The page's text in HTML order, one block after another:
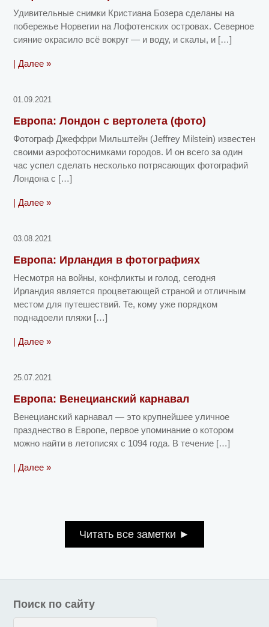
Удивительные снимки Кристиана Бозера сделаны на
побережье Норвегии на Лофотенских островах. Северное
сияние окрасило всё вокруг — и воду, и скалы, и […]
| Далее »
01.09.2021
Европа: Лондон с вертолета (фото)
Фотограф Джеффри Мильштейн (Jeffrey Milstein) известен
своими аэрофотоснимками городов. И он всего за один
час успел сделать несколько потрясающих фотографий
Лондона с […]
| Далее »
03.08.2021
Европа: Ирландия в фотографиях
Несмотря на войны, конфликты и голод, сегодня
Ирландия является процветающей страной и отличным
местом для путешествий. Те, кому уже порядком
поднадоели пляжи […]
| Далее »
25.07.2021
Европа: Венецианский карнавал
Венецианский карнавал — это крупнейшее уличное
празднество в Европе, первое упоминание о котором
можно найти в летописях с 1094 года. В течение […]
| Далее »
Читать все заметки ►
Поиск по сайту